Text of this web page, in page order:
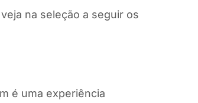
na seleção a seguir os
é uma experiência